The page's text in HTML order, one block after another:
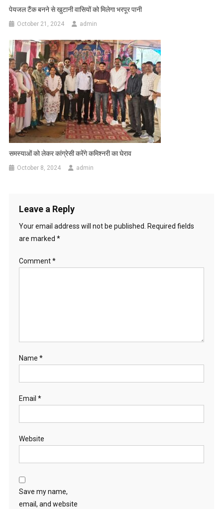
पेयजल टैंक बनने से खुटानी वासियों को मिलेगा भरपूर पानी
October 21, 2024 admin
समस्याओं को लेकर कांग्रेसी करेंगे कमिश्नरी का घेराव
October 8, 2024 admin
Leave a Reply
Your email address will not be published. Required fields
are marked *
Comment*
Name *
Email *
Website
Save my name,
email, and website